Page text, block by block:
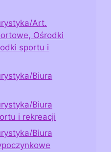
Art.
Ośrodki
sportu i
Biura
Biura
i rekreacji
Biura